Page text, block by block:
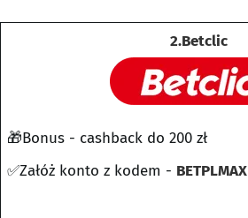
2.Betclic
🎁Bonus - cashback do 200 zł
✅Załóż konto z kodem - BETPLMAX